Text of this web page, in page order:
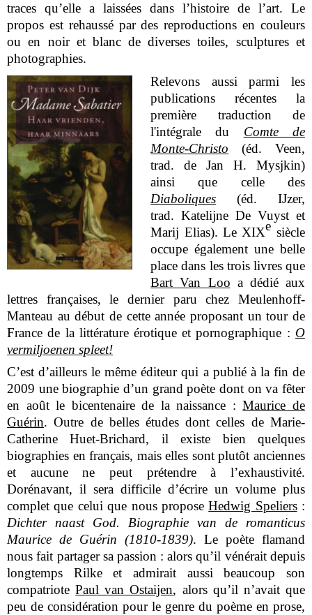
traces qu’elle a laissées dans l’histoire de l’art. Le
propos est rehaussé par des reproductions en couleurs
ou en noir et blanc de diverses toiles, sculptures et
photographies.
Relevons aussi parmi les
publications récentes la
première traduction de
l'intégrale du Comte de
Monte-Christo (éd. Veen,
trad. de Jan H. Mysjkin)
ainsi que celle des
Diaboliques (éd. IJzer,
trad. Katelijne De Vuyst et
Marij Elias). Le XIXe siècle
occupe également une belle
place dans les trois livres que
Bart Van Loo a dédié aux
lettres françaises, le dernier paru chez Meulenhoff-
Manteau au début de cette année proposant un tour de
France de la littérature érotique et pornographique : O
vermiljoenen spleet!
C’est d’ailleurs le même éditeur qui a publié à la fin de
2009 une biographie d’un grand poète dont on va fêter
en août le bicentenaire de la naissance :Maurice de
Guérin. Outre de belles études dont celles de Marie-
Catherine Huet-Brichard, il existe bien quelques
biographies en français, mais elles sont plutôt anciennes
et aucune ne peut prétendre à l’exhaustivité.
Dorénavant, il sera difficile d’écrire un volume plus
complet que celui que nous proposeHedwig Speliers:
Dichter naast God. Biographie van de romanticus
Maurice de Guérin (1810-1839). Le poète flamand
nous fait partager sa passion : alors qu’il vénérait depuis
longtemps Rilke et admirait aussi beaucoup son
compatriotePaul van Ostaijen, alors qu’il n’avait que
peu de considération pour le genre du poème en prose,